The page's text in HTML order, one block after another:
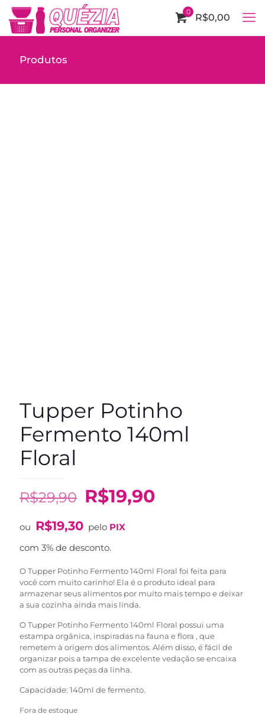
0 R$0,00
Produtos
Tupper Potinho
Fermento 140ml
Floral
R$29,90 O
original
era:
R$29,90.
R$19,90O
R$19,90.
ou R$19,30 pelo PIX
com 3% de desconto.
O Tupper Potinho Fermento 140ml Floral foi feita para
você com muito carinho! Ela é o produto ideal para
armazenar seus alimentos por muito mais tempo e deixar
a sua cozinha ainda mais linda.
O Tupper Potinho Fermento 140ml Floral possui uma
estampa orgânica, inspiradas na fauna e flora , que
remetem à origem dos alimentos. Além disso, é fácil de
organizar pois a tampa de excelente vedação se encaixa
com as outras peças da linha.
Capacidade: 140ml de fermento.
Fora de estoque